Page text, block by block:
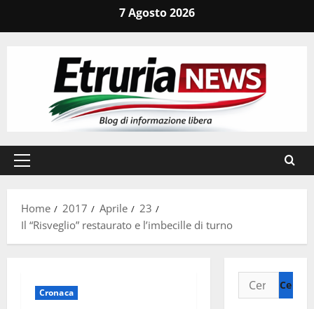
7 Agosto 2026
Menu
Home
2017 Aprile
23
Il “Risveglio” restaurato e l’imbecille di turno
Cronaca
Ricerca
per: